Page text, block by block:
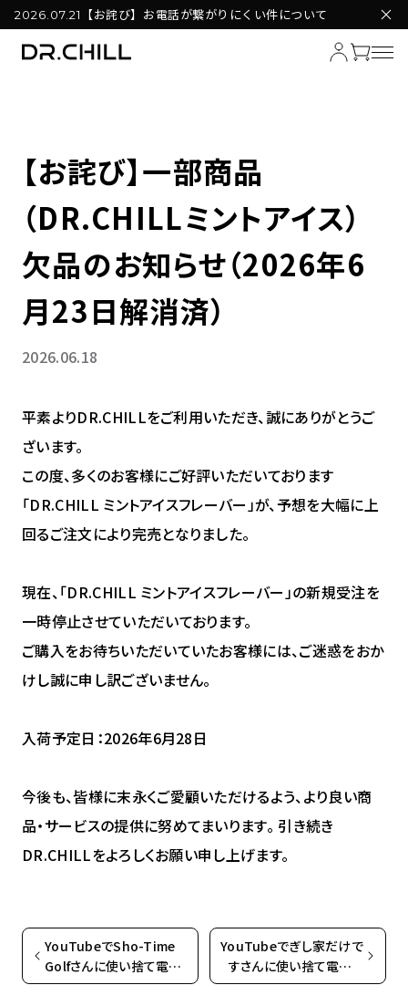
2026.07.21 【お詫び】お電話が繋がりにくい件について
【お詫び】一部商品
（DR.CHILLミントアイス）
欠品のお知らせ（2026年6
月23日解消済）
2026.06.18
平素よりDR.CHILLをご利用いただき、誠にありがとうご
ざいます。
この度、多くのお客様にご好評いただいております
「DR.CHILL ミントアイスフレーバー」が、予想を大幅に上
回るご注文により完売となりました。
現在、「DR.CHILL ミントアイスフレーバー」の新規受注を
一時停止させていただいております。
ご購入をお待ちいただいていたお客様には、ご迷惑をおか
けし誠に申し訳ございません。
入荷予定日：2026年6月28日
今後も、皆様に末永くご愛顧いただけるよう、より良い商
品・サービスの提供に努めてまいります。 引き続き
DR.CHILLをよろしくお願い申し上げます。
YouTubeでSho-Time
Golfさんに使い捨て電子
タバコ「DR.CHILL7000」
YouTubeでぎし家だけで
すさんに使い捨て電子タ
バコ「DR.CHILL7000」を